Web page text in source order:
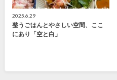
2025.6.29
整うごはんとやさしい空間、ここ
にあり「空と白」